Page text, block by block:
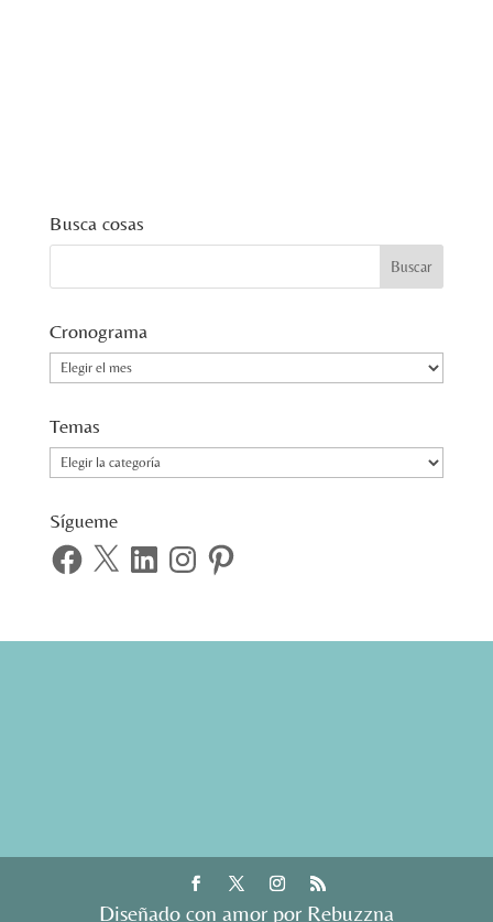
Busca cosas
Cronograma
Cronograma
Temas
Temas
Sígueme
Facebook
X LinkedInInstagramPinterest
Diseñado con amor por Rebuzzna